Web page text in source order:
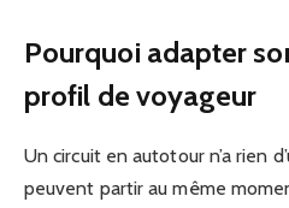
Pourquoi adapter
profil de voyageur
Un circuit en autotour n’a rien
peuvent partir au même